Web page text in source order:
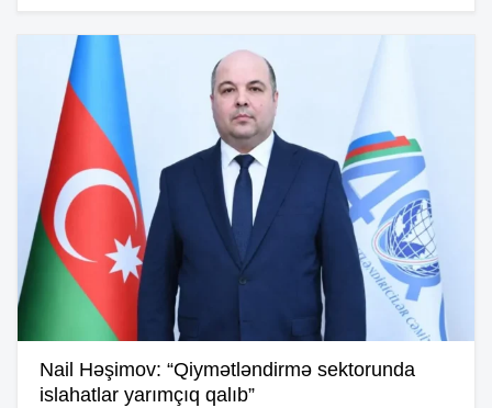
Nail Həşimov: “Qiymətləndirmə sektorunda
islahatlar yarımçıq qalıb”